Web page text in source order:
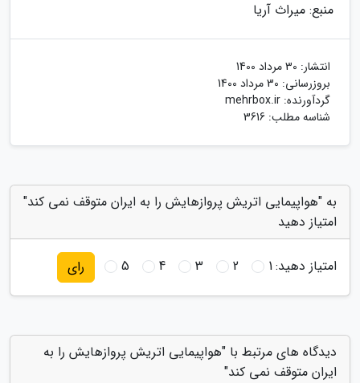
منبع: میراث آریا
انتشار: 30 مرداد 1400
بروزرسانی: 30 مرداد 1400
گردآورنده: mehrbox.ir
شناسه مطلب: 3616
به "هواپیمایی اتریش پروازهایش را به ایران متوقف نمی کند"
امتیاز دهید
امتیاز دهید:1
2
3
4
5 رای
دیدگاه های مرتبط با "هواپیمایی اتریش پروازهایش را به
ایران متوقف نمی کند"